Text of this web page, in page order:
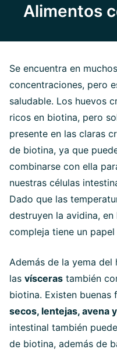
Alimentos
Se encuentra en
concentraciones, pero
saludable. Los huevos
ricos en biotina, pero
presente en las claras
de biotina, ya que
combinarse con ella
nuestras células
Dado que las
destruyen la avidina,
compleja tiene un papel
Además de la yema del
las vísceras también
biotina. Existen buenas
secos, lentejas, avena
intestinal también
de biotina, además de